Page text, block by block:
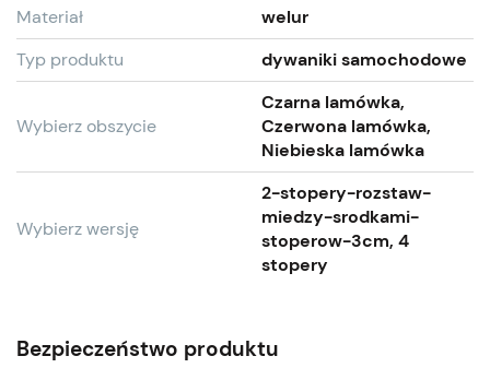
Materiał
welur
Typ produktu
dywaniki samochodowe
Wybierz obszycie
Czarna lamówka,
Czerwona lamówka,
Niebieska lamówka
Wybierz wersję
2-stopery-rozstaw-
miedzy-srodkami-
stoperow-3cm, 4
stopery
Bezpieczeństwo produktu